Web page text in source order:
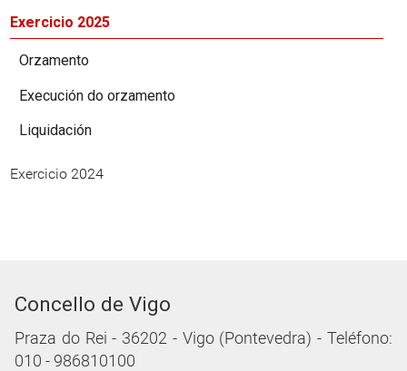
Exercicio 2025
Orzamento
Execución do orzamento
Liquidación
Exercicio 2024
Concello de Vigo
Praza do Rei - 36202 - Vigo (Pontevedra) - Teléfono:
010 - 986810100